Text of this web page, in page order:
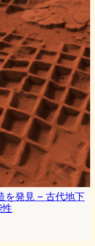
を発見 – 古代地下